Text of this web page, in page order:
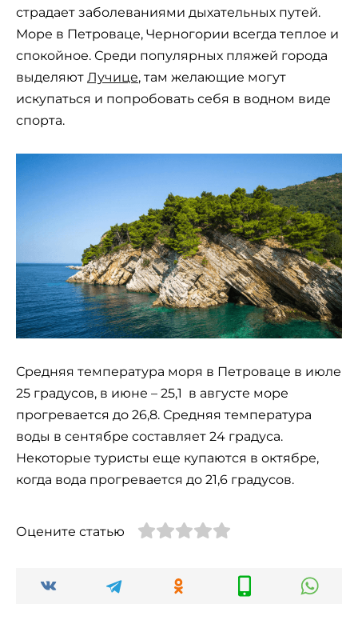
страдает заболеваниями дыхательных путей.
Море в Петроваце, Черногории всегда теплое и
спокойное. Среди популярных пляжей города
выделяют Лучице, там желающие могут
искупаться и попробовать себя в водном виде
спорта.
Средняя температура моря в Петроваце в июле
25 градусов, в июне – 25,1 в августе море
прогревается до 26,8. Средняя температура
воды в сентябре составляет 24 градуса.
Некоторые туристы еще купаются в октябре,
когда вода прогревается до 21,6 градусов.
Оцените статью